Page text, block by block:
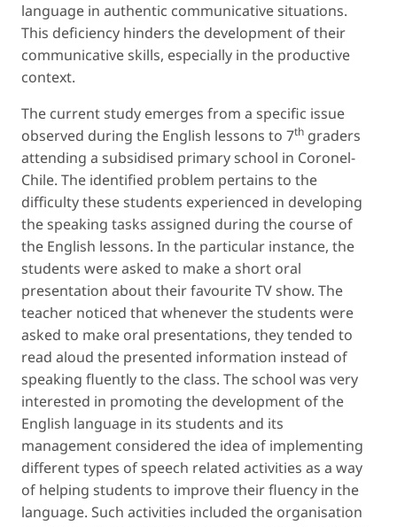
language in authentic communicative situations.
This deficiency hinders the development of their
communicative skills, especially in the productive
context.
The current study emerges from a specific issue
observed during the English lessons to 7th graders
attending a subsidised primary school in Coronel-
Chile. The identified problem pertains to the
difficulty these students experienced in developing
the speaking tasks assigned during the course of
the English lessons. In the particular instance, the
students were asked to make a short oral
presentation about their favourite TV show. The
teacher noticed that whenever the students were
asked to make oral presentations, they tended to
read aloud the presented information instead of
speaking fluently to the class. The school was very
interested in promoting the development of the
English language in its students and its
management considered the idea of implementing
different types of speech related activities as a way
of helping students to improve their fluency in the
language. Such activities included the organisation